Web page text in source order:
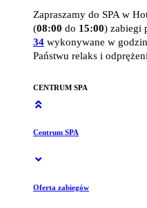
Zapraszamy do SPA w
(08:00 do 15:00) zabiegi
34 wykonywane w
Państwu relaks i
CENTRUM SPA
Centrum SPA
Oferta zabiegów